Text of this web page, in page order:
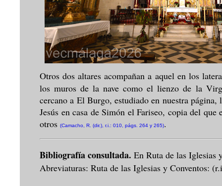
Otros dos altares acompañan a aquel en los
los muros de la nave como el lienzo de la
cercano a El Burgo, estudiado en nuestra
Jesús en casa de Simón el Fariseo, copia del
otros (Camacho, R. (dir.), r.i.: 010, págs. 264 y 265).
Bibliografía consultada. En Ruta de las Iglesias
Abreviaturas: Ruta de las Iglesias y Conventos: